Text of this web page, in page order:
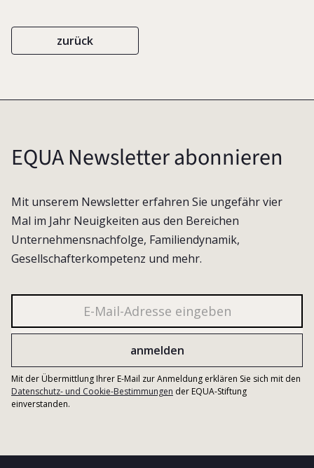
zurück
EQUA Newsletter abonnieren
Mit unserem Newsletter erfahren Sie ungefähr vier
Mal im Jahr Neuigkeiten aus den Bereichen
Unternehmensnachfolge, Familiendynamik,
Gesellschafterkompetenz und mehr.
Mit der Übermittlung Ihrer E-Mail zur Anmeldung erklären Sie sich mit den
Datenschutz- und Cookie-Bestimmungen der EQUA-Stiftung
einverstanden.